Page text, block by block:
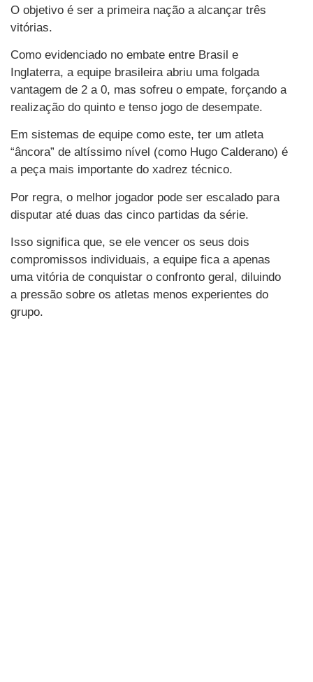
O objetivo é ser a primeira nação a alcançar três
vitórias.
Como evidenciado no embate entre Brasil e
Inglaterra, a equipe brasileira abriu uma folgada
vantagem de 2 a 0, mas sofreu o empate, forçando a
realização do quinto e tenso jogo de desempate.
Em sistemas de equipe como este, ter um atleta
“âncora” de altíssimo nível (como Hugo Calderano) é
a peça mais importante do xadrez técnico.
Por regra, o melhor jogador pode ser escalado para
disputar até duas das cinco partidas da série.
Isso significa que, se ele vencer os seus dois
compromissos individuais, a equipe fica a apenas
uma vitória de conquistar o confronto geral, diluindo
a pressão sobre os atletas menos experientes do
grupo.